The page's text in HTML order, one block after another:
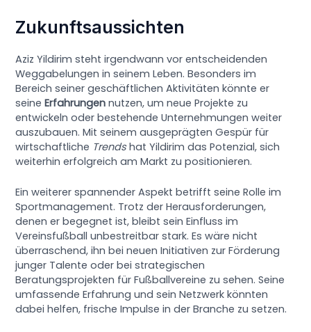
Zukunftsaussichten
Aziz Yildirim steht irgendwann vor entscheidenden
Weggabelungen in seinem Leben. Besonders im
Bereich seiner geschäftlichen Aktivitäten könnte er
seineErfahrungen nutzen, um neue Projekte zu
entwickeln oder bestehende Unternehmungen weiter
auszubauen. Mit seinem ausgeprägten Gespür für
wirtschaftliche Trendshat Yildirim das Potenzial, sich
weiterhin erfolgreich am Markt zu positionieren.
Ein weiterer spannender Aspekt betrifft seine Rolle im
Sportmanagement. Trotz der Herausforderungen,
denen er begegnet ist, bleibt sein Einfluss im
Vereinsfußball unbestreitbar stark. Es wäre nicht
überraschend, ihn bei neuen Initiativen zur Förderung
junger Talente oder bei strategischen
Beratungsprojekten für Fußballvereine zu sehen. Seine
umfassende Erfahrung und sein Netzwerk könnten
dabei helfen, frische Impulse in der Branche zu setzen.